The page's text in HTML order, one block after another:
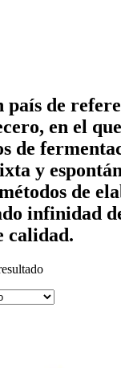
país de
en el
de
y
de
infinidad
calidad.